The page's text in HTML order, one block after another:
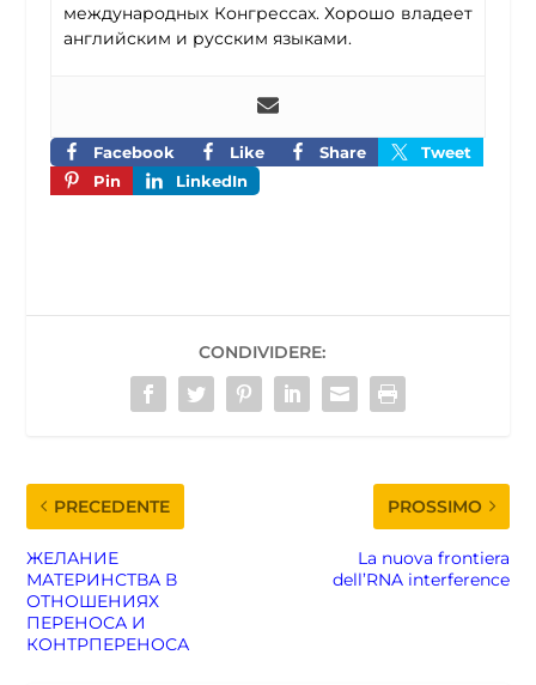
международных Конгрессах. Хорошо владеет
английским и русским языками.
Facebook Like Share
Tweet
Pin
LinkedIn
CONDIVIDERE:
PRECEDENTE
ЖЕЛАНИЕ
МАТЕРИНСТВА В
ОТНОШЕНИЯХ
ПЕРЕНОСА И
КОНТРПЕРЕНОСА
PROSSIMO
La nuova frontiera
dell’RNA interference